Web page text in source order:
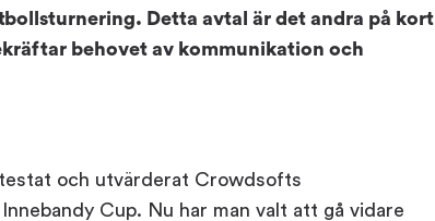
Detta avtal är det andra på kort
behovet av kommunikation och
och utvärderat Crowdsofts
Cup. Nu har man valt att gå vidare
Workplace ROI
FAQ